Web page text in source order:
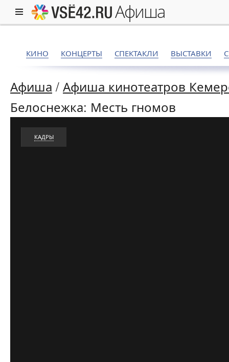
афиша
КИНО КОНЦЕРТЫ СПЕКТАКЛИ ВЫСТАВКИ
Афиша / Афиша кинотеатров
Белоснежка: Месть гномов
КАДРЫ